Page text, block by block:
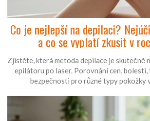
Co je nejlepší na depilaci?
a co se vyplatí zkusit v
Zjistěte, která metoda depilace je skutečně
epilátoru po laser. Porovnání cen, bolesti,
bezpečnosti pro různé typy pokožky